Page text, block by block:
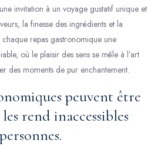
invitation à un voyage gustatif unique et
la finesse des ingrédients et la
repas gastronomique une
où le plaisir des sens se mêle à l’art
des moments de pur enchantement.
peuvent être
rend inaccessibles